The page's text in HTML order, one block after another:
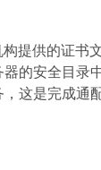
提供的证书
的安全目录
这是完成通